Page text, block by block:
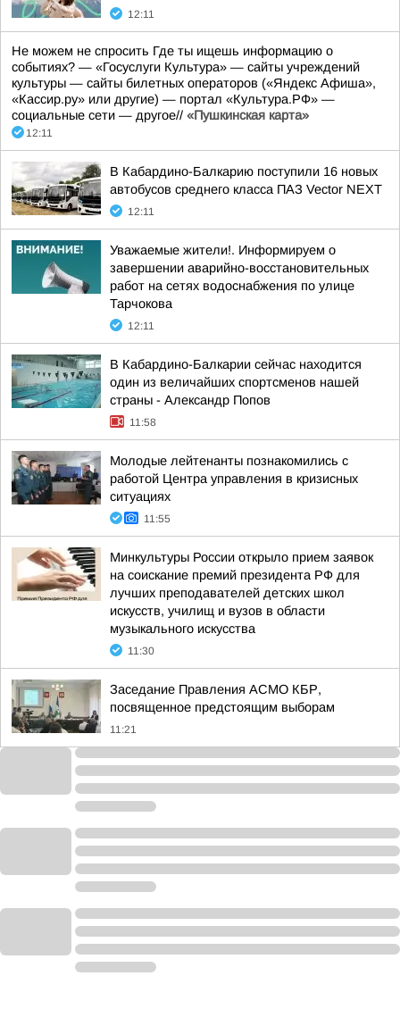
12:11
Не можем не спросить Где ты ищешь информацию о
событиях? — «Госуслуги Культура» — сайты учреждений
культуры — сайты билетных операторов («Яндекс Афиша»,
«Кассир.ру» или другие) — портал «Культура.РФ» —
социальные сети — другое// «Пушкинская карта»
12:11
В Кабардино-Балкарию поступили 16 новых
автобусов среднего класса ПАЗ Vector NEXT
12:11
Уважаемые жители!. Информируем о
завершении аварийно-восстановительных
работ на сетях водоснабжения по улице
Тарчокова
12:11
В Кабардино-Балкарии сейчас находится
один из величайших спортсменов нашей
страны - Александр Попов
11:58
Молодые лейтенанты познакомились с
работой Центра управления в кризисных
ситуациях
11:55
Минкультуры России открыло прием заявок
на соискание премий президента РФ для
лучших преподавателей детских школ
искусств, училищ и вузов в области
музыкального искусства
11:30
Заседание Правления АСМО КБР,
посвященное предстоящим выборам
11:21